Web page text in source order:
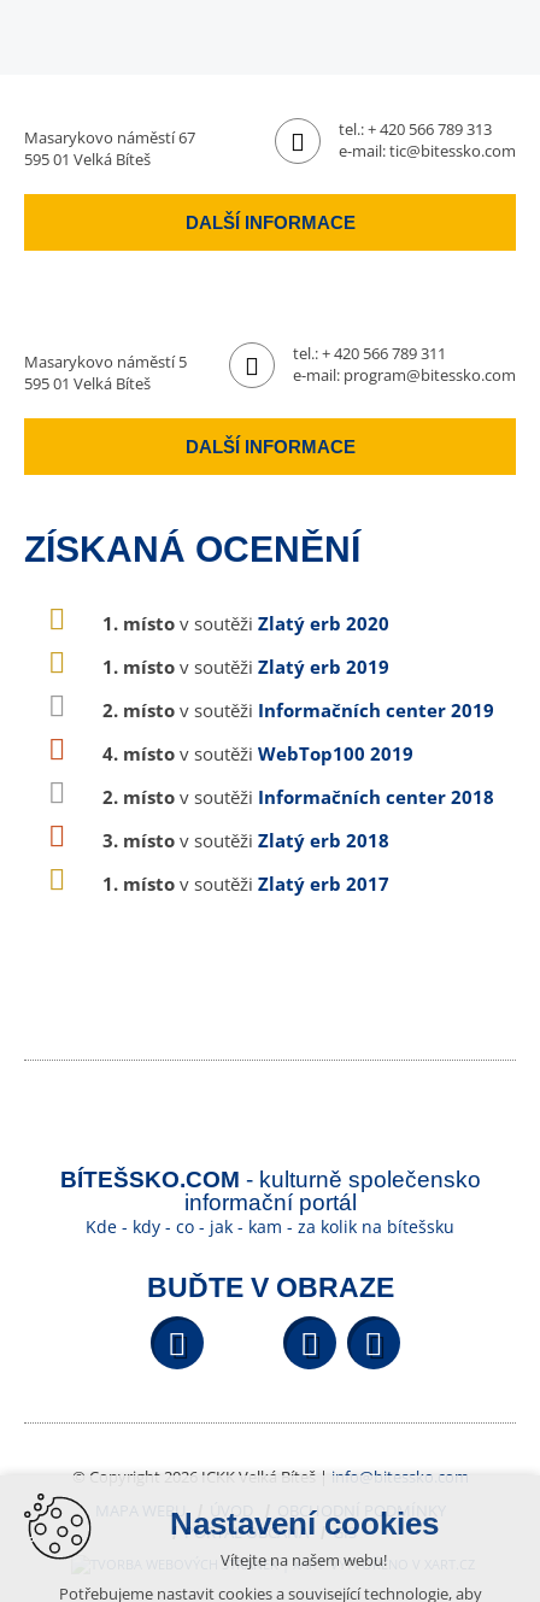
Masarykovo náměstí 67
595 01 Velká Bíteš
tel.:+ 420 566 789 313
e-mail:tic@bitessko.com
DALŠÍ INFORMACE
Masarykovo náměstí 5
595 01 Velká Bíteš
tel.:+ 420 566 789 311
e-mail: program@bitessko.com
DALŠÍ INFORMACE
ZÍSKANÁ OCENĚNÍ
1. místo v soutěži Zlatý erb 2020
1. místo v soutěži Zlatý erb 2019
2. místo v soutěži Informačních center 2019
4. místo v soutěži WebTop100 2019
2. místo v soutěži Informačních center 2018
3. místo v soutěži Zlatý erb 2018
1. místo v soutěži Zlatý erb 2017
BÍTEŠSKO.COM - kulturně společensko
informační portál
Kde - kdy - co - jak - kam - za kolik na bítešsku
BUĎTE V OBRAZE
Facebook YouTube
© Copyright 2026 ICKK Velká Bíteš | info@bitessko.com
MAPA WEBU
ÚVOD
OBCHODNÍ PODMÍNKY
PORTÁL OBČANA
GIS
VYTVOŘENO V XART.CZ
Nastavení cookies
Vítejte na našem webu!
Potřebujeme nastavit cookies a související technologie, aby